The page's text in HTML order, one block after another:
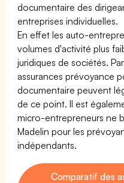
documentaire des
entreprises individuelles.
En effet les auto-
volumes d'activité plus
juridiques de sociétés.
assurances prévoyance
documentaire peuvent
de ce point. Il est
micro-entrepreneurs ne
Madelin pour les
indépendants.
Comparatif des